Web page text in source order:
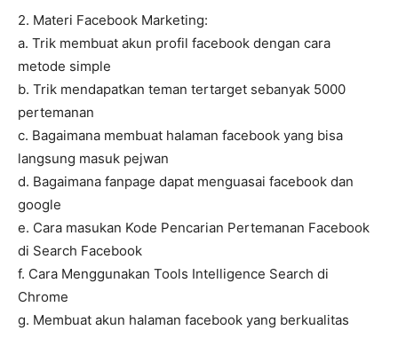
2. Materi Facebook Marketing:
a. Trik membuat akun profil facebook dengan cara
metode simple
b. Trik mendapatkan teman tertarget sebanyak 5000
pertemanan
c. Bagaimana membuat halaman facebook yang bisa
langsung masuk pejwan
d. Bagaimana fanpage dapat menguasai facebook dan
google
e. Cara masukan Kode Pencarian Pertemanan Facebook
di Search Facebook
f. Cara Menggunakan Tools Intelligence Search di
Chrome
g. Membuat akun halaman facebook yang berkualitas